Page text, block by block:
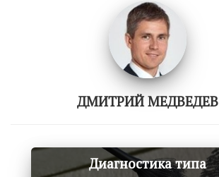
ДМИТРИЙ МЕДВЕДЕВ
Диагностика типа